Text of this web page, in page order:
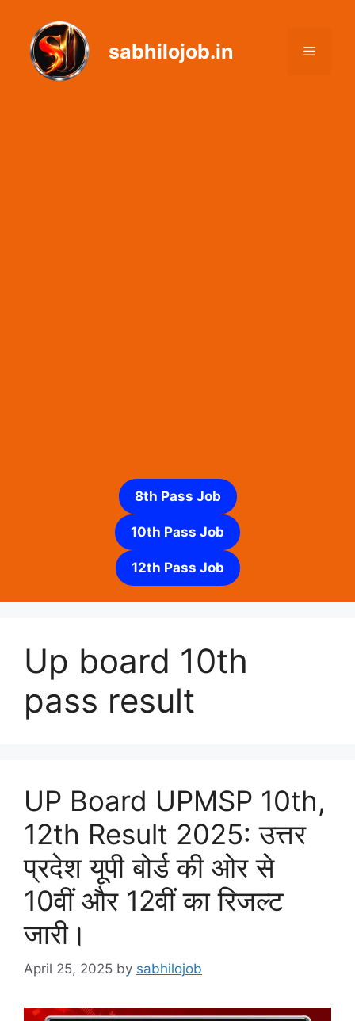
content
sabhilojob.in Menu
8th Pass Job
10th Pass Job
12th Pass Job
Up board 10th
pass result
UP Board UPMSP 10th,
12th Result 2025: उत्तर
प्रदेश यूपी बोर्ड की ओर से
10वीं और 12वीं का रिजल्ट
जारी।
April 25, 2025 by sabhilojob